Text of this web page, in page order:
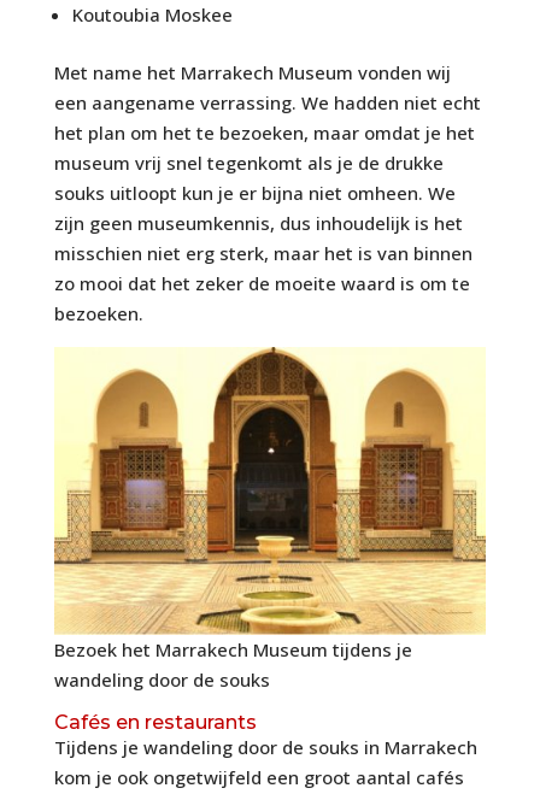
Koutoubia Moskee
Met name het Marrakech Museum vonden wij
een aangename verrassing. We hadden niet echt
het plan om het te bezoeken, maar omdat je het
museum vrij snel tegenkomt als je de drukke
souks uitloopt kun je er bijna niet omheen. We
zijn geen museumkennis, dus inhoudelijk is het
misschien niet erg sterk, maar het is van binnen
zo mooi dat het zeker de moeite waard is om te
bezoeken.
Bezoek het Marrakech Museum tijdens je
wandeling door de souks
Cafés en restaurants
Tijdens je wandeling door de souks in Marrakech
kom je ook ongetwijfeld een groot aantal cafés